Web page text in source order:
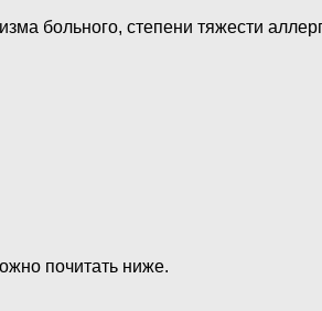
больного, степени тяжести
почитать ниже.